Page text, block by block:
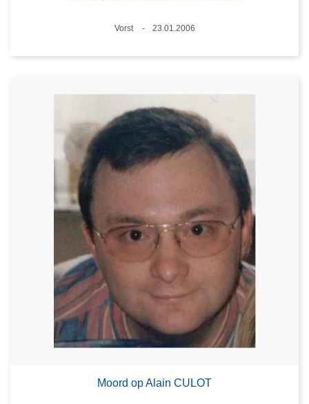
Standort
Vorst
23.01.2006
Moord op Alain CULOT